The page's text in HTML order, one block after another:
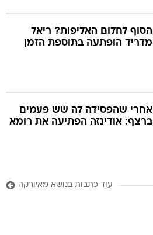
הסוף לחלום האליפות? ריאל
מדריד הופתעה בתוספת הזמן
אחרי שהפסידה לה שש פעמים
ברצף: אודינזה הפתיעה את רומא
עוד כתבות בנושא מאיורקה